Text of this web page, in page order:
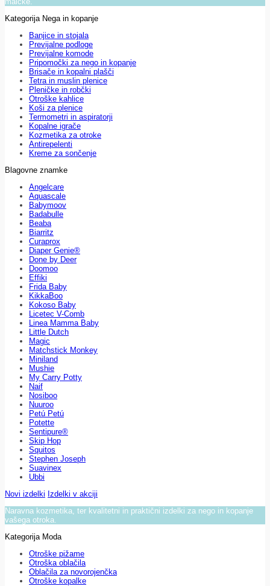
Kategorija Nega in kopanje
Banjice in stojala
Previjalne podloge
Previjalne komode
Pripomočki za nego in kopanje
Brisače in kopalni plašči
Tetra in muslin plenice
Pleničke in robčki
Otroške kahlice
Koši za plenice
Termometri in aspiratorji
Kopalne igrače
Kozmetika za otroke
Antirepelenti
Kreme za sončenje
Blagovne znamke
Angelcare
Aquascale
Babymoov
Badabulle
Beaba
Biarritz
Curaprox
Diaper Genie®
Done by Deer
Doomoo
Effiki
Frida Baby
KikkaBoo
Kokoso Baby
Licetec V-Comb
Linea Mamma Baby
Little Dutch
Magic
Matchstick Monkey
Miniland
Mushie
My Carry Potty
Naif
Nosiboo
Nuuroo
Petú Petú
Potette
Sentipure®
Skip Hop
Squitos
Stephen Joseph
Suavinex
Ubbi
Novi izdelki Izdelki v akciji
Naravna kozmetika, ter kvalitetni in praktični izdelki za nego in kopanje
vašega otroka.
Kategorija Moda
Otroške pižame
Otroška oblačila
Oblačila za novorojenčka
Otroške kopalke